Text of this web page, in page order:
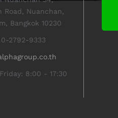
Road, Nuanchan,
Bangkok 10230
0-2792-9333
8:00 - 17:30